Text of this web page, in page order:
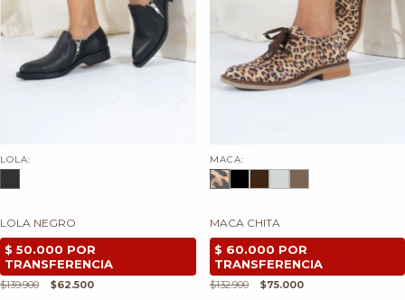
LOLA:
LOLA NEGRO
$139.900 $62.500
MACA:
MACA CHITA
$132.900 $75.000